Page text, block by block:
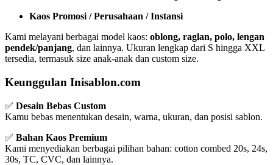
Kaos Promosi / Perusahaan / Instansi
Kami melayani berbagai model kaos: oblong, raglan, polo, lengan
pendek/panjang, dan lainnya. Ukuran lengkap dari S hingga XXL
tersedia, termasuk size anak-anak dan custom size.
Keunggulan Inisablon.com
✅ Desain Bebas Custom
Kamu bebas menentukan desain, warna, ukuran, dan posisi sablon.
✅ Bahan Kaos Premium
Kami menyediakan berbagai pilihan bahan: cotton combed 20s, 24s,
30s, TC, CVC, dan lainnya.